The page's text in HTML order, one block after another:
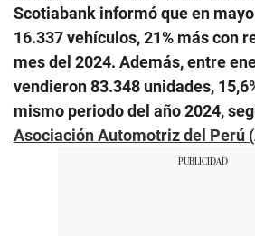
Scotiabank informó que en
16.337 vehículos, 21% más con
mes del 2024. Además, entre
vendieron 83.348 unidades,
mismo periodo del año 2024,
Asociación Automotriz del Perú